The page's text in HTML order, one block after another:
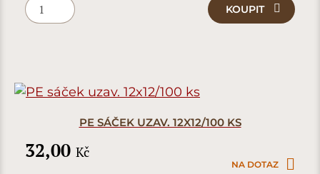
KOUPIT
PE SÁČEK UZAV. 12X12/100 KS
32,00 Kč
NA DOTAZ